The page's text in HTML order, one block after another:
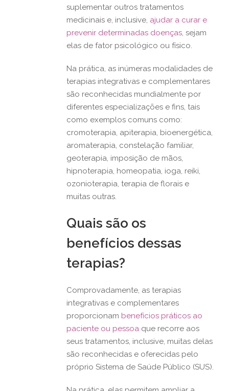
suplementar outros tratamentos
medicinais e, inclusive, ajudar a curar e
prevenir determinadas doenças, sejam
elas de fator psicológico ou físico.
Na prática, as inúmeras modalidades de
terapias integrativas e complementares
são reconhecidas mundialmente por
diferentes especializações e fins, tais
como exemplos comuns como:
cromoterapia, apiterapia, bioenergética,
aromaterapia, constelação familiar,
geoterapia, imposição de mãos,
hipnoterapia, homeopatia, ioga, reiki,
ozonioterapia, terapia de florais e
muitas outras.
Quais são os
benefícios dessas
terapias?
Comprovadamente, as terapias
integrativas e complementares
proporcionam benefícios práticos ao
paciente ou pessoa que recorre aos
seus tratamentos, inclusive, muitas delas
são reconhecidas e oferecidas pelo
próprio Sistema de Saúde Público (SUS).